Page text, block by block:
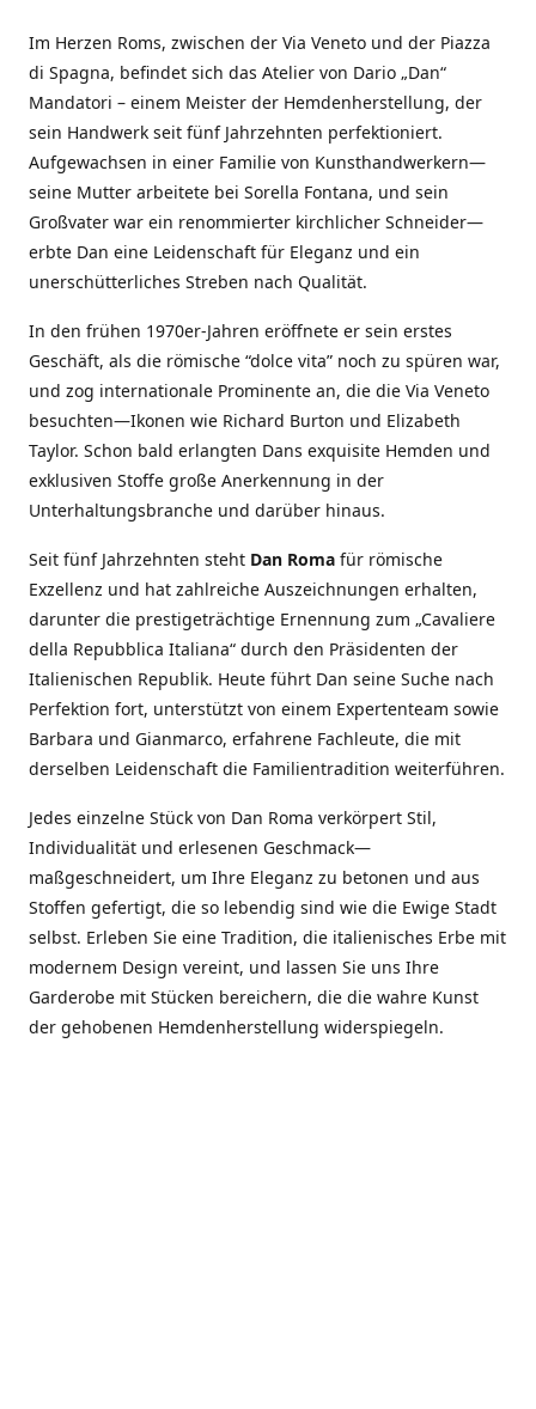
Im Herzen Roms, zwischen der Via Veneto und der Piazza
di Spagna, befindet sich das Atelier von Dario „Dan“
Mandatori – einem Meister der Hemdenherstellung, der
sein Handwerk seit fünf Jahrzehnten perfektioniert.
Aufgewachsen in einer Familie von Kunsthandwerkern—
seine Mutter arbeitete bei Sorella Fontana, und sein
Großvater war ein renommierter kirchlicher Schneider—
erbte Dan eine Leidenschaft für Eleganz und ein
unerschütterliches Streben nach Qualität.
In den frühen 1970er-Jahren eröffnete er sein erstes
Geschäft, als die römische “dolce vita” noch zu spüren war,
und zog internationale Prominente an, die die Via Veneto
besuchten—Ikonen wie Richard Burton und Elizabeth
Taylor. Schon bald erlangten Dans exquisite Hemden und
exklusiven Stoffe große Anerkennung in der
Unterhaltungsbranche und darüber hinaus.
Seit fünf Jahrzehnten steht Dan Roma für römische
Exzellenz und hat zahlreiche Auszeichnungen erhalten,
darunter die prestigeträchtige Ernennung zum „Cavaliere
della Repubblica Italiana“ durch den Präsidenten der
Italienischen Republik. Heute führt Dan seine Suche nach
Perfektion fort, unterstützt von einem Expertenteam sowie
Barbara und Gianmarco, erfahrene Fachleute, die mit
derselben Leidenschaft die Familientradition weiterführen.
Jedes einzelne Stück von Dan Roma verkörpert Stil,
Individualität und erlesenen Geschmack—
maßgeschneidert, um Ihre Eleganz zu betonen und aus
Stoffen gefertigt, die so lebendig sind wie die Ewige Stadt
selbst. Erleben Sie eine Tradition, die italienisches Erbe mit
modernem Design vereint, und lassen Sie uns Ihre
Garderobe mit Stücken bereichern, die die wahre Kunst
der gehobenen Hemdenherstellung widerspiegeln.